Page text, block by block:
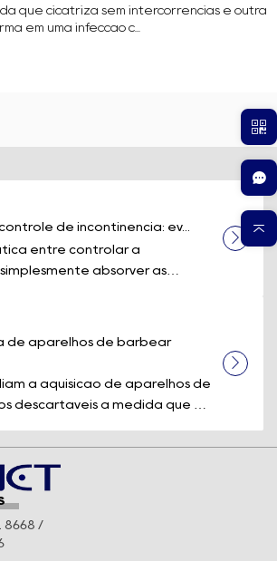
cicatriza sem intercorrências e outra
uma infecção c...
de incontinência: ev...
entre controlar a
absorver as
de aparelhos de barbear
a aquisição de aparelhos de
descartáveis à medida que os
8668 /